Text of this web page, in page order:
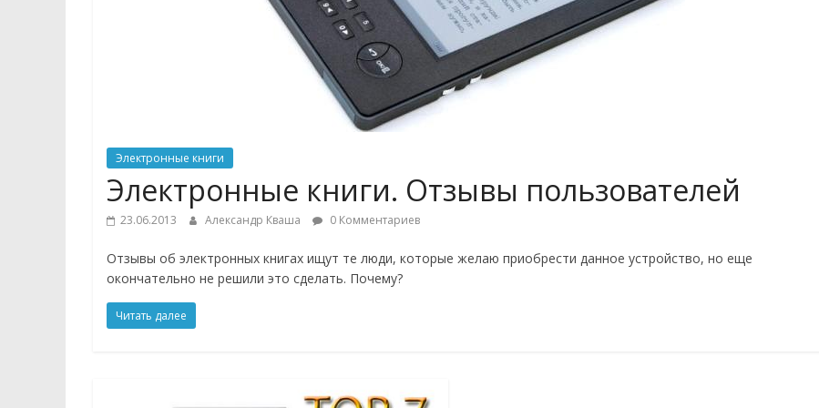
устройствах
гаджетов
другой
электроники
Электронные книги
Электронные книги. Отзывы пользователей
23.06.2013 Александр Кваша 0 Комментариев
Отзывы об электронных книгах ищут те люди, которые желаю приобрести данное устройство, но еще
окончательно не решили это сделать. Почему?
Читать далее